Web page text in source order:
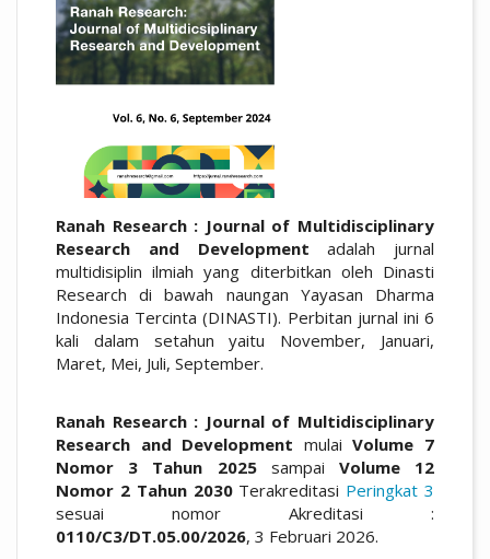
Ranah Research : Journal of Multidisciplinary
Research and Development adalah jurnal
multidisiplin ilmiah yang diterbitkan oleh Dinasti
Research di bawah naungan Yayasan Dharma
Indonesia Tercinta (DINASTI). Perbitan jurnal ini 6
kali dalam setahun yaitu November, Januari,
Maret, Mei, Juli, September.
Ranah Research : Journal of Multidisciplinary
Research and Development mulaiVolume 7
Nomor 3 Tahun 2025sampai Volume 12
Nomor 2 Tahun 2030Terakreditasi Peringkat 3
sesuai nomor Akreditasi :
0110/C3/DT.05.00/2026, 3 Februari 2026.